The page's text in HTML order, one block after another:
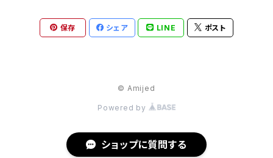
Pouch L 保存 シェア LINE ポスト
© Amijed
Powered by
ショップに質問する